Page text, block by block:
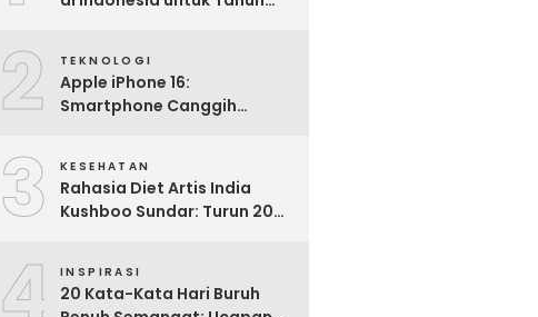
2 TEKNOLOGI
Apple iPhone 16:
Smartphone Canggih
3 KESEHATAN
Rahasia Diet Artis India
Kushboo Sundar: Turun 20
4 INSPIRASI
20 Kata-Kata Hari Buruh